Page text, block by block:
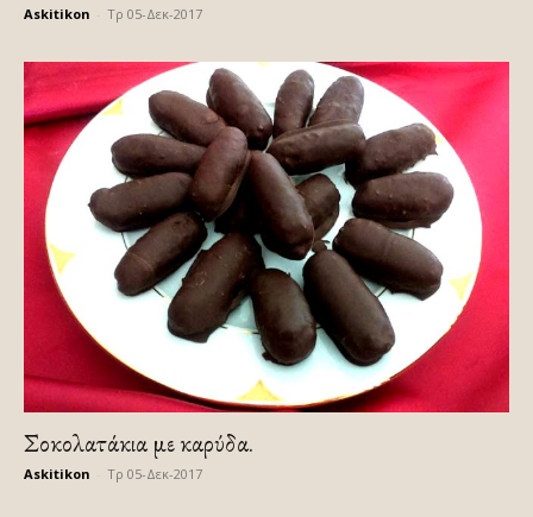
Askitikon Τρ 05-Δεκ-2017
Σοκολατάκια με καρύδα.
Askitikon Τρ 05-Δεκ-2017